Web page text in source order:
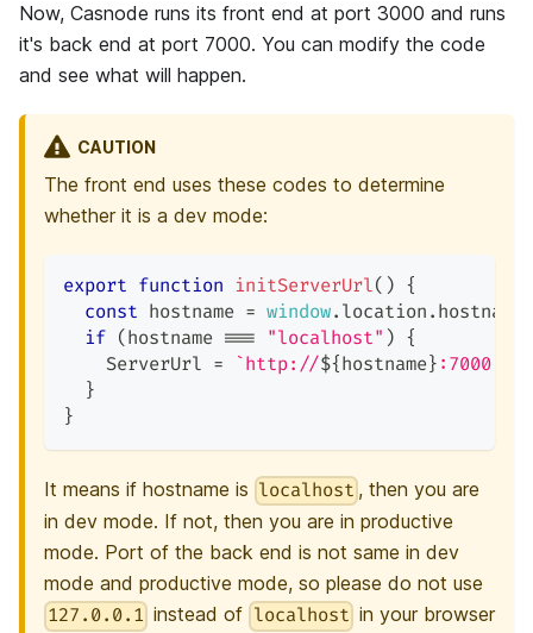
Now, Casnode runs its front end at port 3000 and runs
it's back end at port 7000. You can modify the code
and see what will happen.
CAUTION
The front end uses these codes to determine
whether it is a dev mode:
export function initServerUrl( ) {
const hostname = window. location . hostname
if ( hostname === "localhost" ) {
ServerUrl = `http://${ hostname} :7000
}
}
It means if hostname is localhost , then you are
in dev mode. If not, then you are in productive
mode. Port of the back end is not same in dev
mode and productive mode, so please do not use
127.0.0.1 instead of localhost in your browser